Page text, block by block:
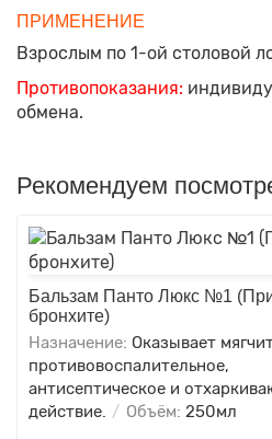
ПРИМЕНЕНИЕ
Взрослым по 1-ой столовой
Противопоказания:
обмена.
Рекомендуем
Бальзам Панто Люкс №1
бронхите)
Назначение: Оказывает
противовоспалительное,
антисептическое и
действие.
Объём: 250мл